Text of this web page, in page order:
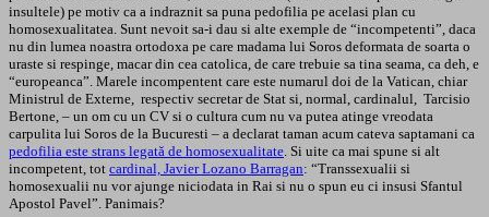
insultele) pe motiv ca a indraznit sa puna pedofilia pe acelasi plan cu
homosexualitatea. Sunt nevoit sa-i dau si alte exemple de “incompetenti”, daca
nu din lumea noastra ortodoxa pe care madama lui Soros deformata de soarta o
uraste si respinge, macar din cea catolica, de care trebuie sa tina seama, ca deh, e
“europeanca”. Marele incompentent care este numarul doi de la Vatican, chiar
Ministrul de Externe, respectiv secretar de Stat si, normal, cardinalul, Tarcisio
Bertone, – un om cu un CV si o cultura cum nu va putea atinge vreodata
carpulita lui Soros de la Bucuresti – a declarat taman acum cateva saptamani ca
pedofilia este strans legată de homosexualitate. Si uite ca mai spune si alt
incompetent, tot cardinal, Javier Lozano Barragan: “Transsexualii si
homosexualii nu vor ajunge niciodata in Rai si nu o spun eu ci insusi Sfantul
Apostol Pavel”. Panimais?